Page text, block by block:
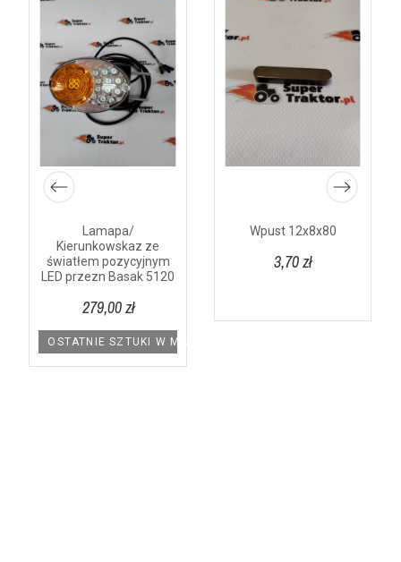
Lamapa/
Kierunkowskaz ze
światłem pozycyjnym
LED przezn Basak 5120
279,00 zł
OSTATNIE SZTUKI W MAGAZYNIE
Wpust 12x8x80
3,70 zł